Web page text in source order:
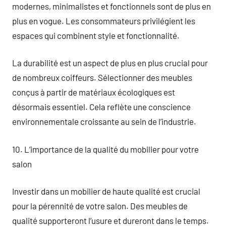
modernes, minimalistes et fonctionnels sont de plus en
plus en vogue. Les consommateurs privilégient les
espaces qui combinent style et fonctionnalité.
La durabilité est un aspect de plus en plus crucial pour
de nombreux coiffeurs. Sélectionner des meubles
conçus à partir de matériaux écologiques est
désormais essentiel. Cela reflète une conscience
environnementale croissante au sein de l’industrie.
10. L’importance de la qualité du mobilier pour votre
salon
Investir dans un mobilier de haute qualité est crucial
pour la pérennité de votre salon. Des meubles de
qualité supporteront l’usure et dureront dans le temps.